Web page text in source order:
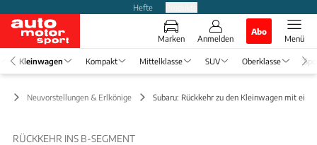
Hefte
Marken Anmelden
Abo
Menü
Kleinwagen Kompakt Mittelklasse SUV Oberklasse
Neuvorstellungen & Erlkönige Subaru: Rückkehr zu den Kleinwagen mit
RÜCKKEHR INS B-SEGMENT